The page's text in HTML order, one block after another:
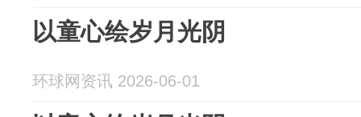
以童心绘岁月光阴
环球网资讯 2026-06-01